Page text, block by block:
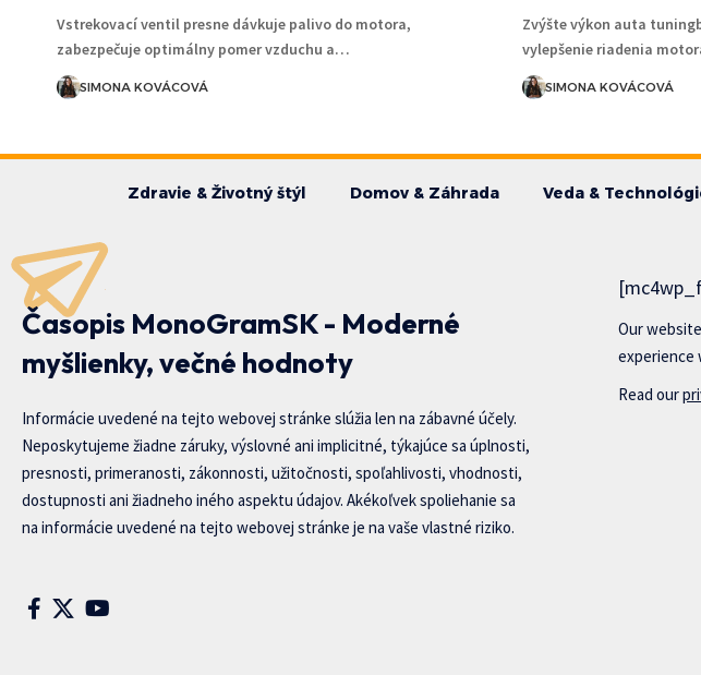
Vstrekovací ventil presne dávkuje palivo do motora,
zabezpečuje optimálny pomer vzduchu a…
SIMONA KOVÁCOVÁ
Zvýšte výkon auta
vylepšenie riadenia
SIMONA KOVÁCOVÁ
Zdravie & Životný štýl Domov & Záhrada Veda &
Časopis MonoGramSK - Moderné
myšlienky, večné hodnoty
Informácie uvedené na tejto webovej stránke slúžia len na zábavné účely.
Neposkytujeme žiadne záruky, výslovné ani implicitné, týkajúce sa úplnosti,
presnosti, primeranosti, zákonnosti, užitočnosti, spoľahlivosti, vhodnosti,
dostupnosti ani žiadneho iného aspektu údajov. Akékoľvek spoliehanie sa
na informácie uvedené na tejto webovej stránke je na vaše vlastné riziko.
Our
experience
Read our